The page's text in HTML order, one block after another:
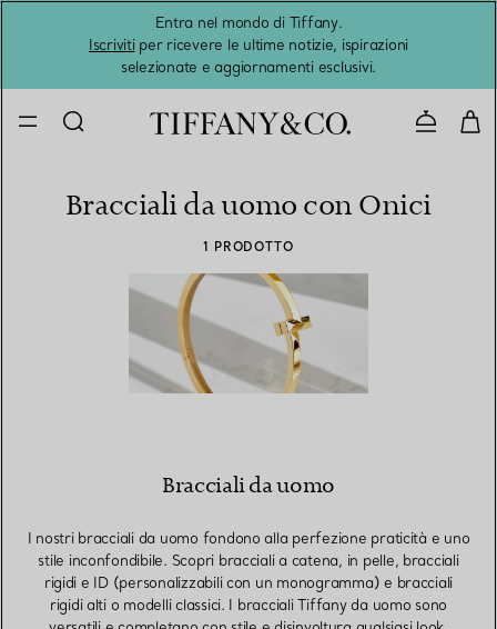
Entra nel mondo di Tiffany.
Iscrivitiper ricevere le ultime notizie, ispirazioni
selezionate e aggiornamenti esclusivi.
Bracciali da uomo con Onici
1 PRODOTTO
Bracciali da uomo
I nostri bracciali da uomo fondono alla perfezione praticità e uno
stile inconfondibile. Scopri bracciali a catena, in pelle, bracciali
rigidi e ID (personalizzabili con un monogramma) e bracciali
rigidi alti o modelli classici. I bracciali Tiffany da uomo sono